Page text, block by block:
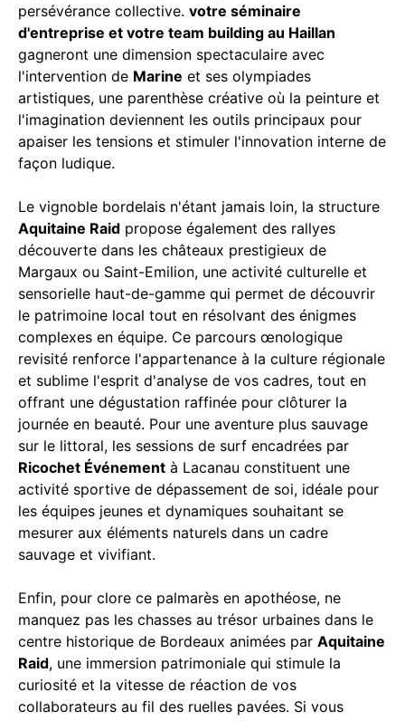
persévérance collective. votre séminaire
d'entreprise et votre team building au Haillan
gagneront une dimension spectaculaire avec
l'intervention de Marine et ses olympiades
artistiques, une parenthèse créative où la peinture et
l'imagination deviennent les outils principaux pour
apaiser les tensions et stimuler l'innovation interne de
façon ludique.
Le vignoble bordelais n'étant jamais loin, la structure
Aquitaine Raid propose également des rallyes
découverte dans les châteaux prestigieux de
Margaux ou Saint-Emilion, une activité culturelle et
sensorielle haut-de-gamme qui permet de découvrir
le patrimoine local tout en résolvant des énigmes
complexes en équipe. Ce parcours œnologique
revisité renforce l'appartenance à la culture régionale
et sublime l'esprit d'analyse de vos cadres, tout en
offrant une dégustation raffinée pour clôturer la
journée en beauté. Pour une aventure plus sauvage
sur le littoral, les sessions de surf encadrées par
Ricochet Événement à Lacanau constituent une
activité sportive de dépassement de soi, idéale pour
les équipes jeunes et dynamiques souhaitant se
mesurer aux éléments naturels dans un cadre
sauvage et vivifiant.
Enfin, pour clore ce palmarès en apothéose, ne
manquez pas les chasses au trésor urbaines dans le
centre historique de Bordeaux animées par Aquitaine
Raid, une immersion patrimoniale qui stimule la
curiosité et la vitesse de réaction de vos
collaborateurs au fil des ruelles pavées. Si vous